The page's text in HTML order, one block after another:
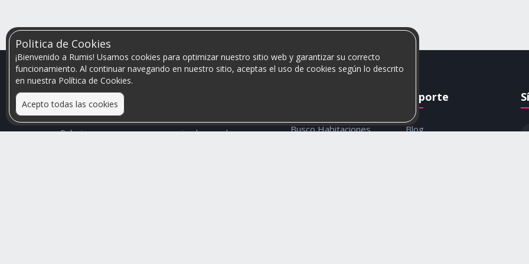
Politica de Cookies
¡Bienvenido a Rumis! Usamos cookies para optimizar nuestro sitio web y garantizar su correcto
funcionamiento. Al continuar navegando en nuestro sitio, aceptas el uso de cookies según lo descrito
en nuestra Política de Cookies.
Acepto todas las cookies
Relacionamos personas que arriendan con las que
Busco Habitaciones
Soporte
Blog